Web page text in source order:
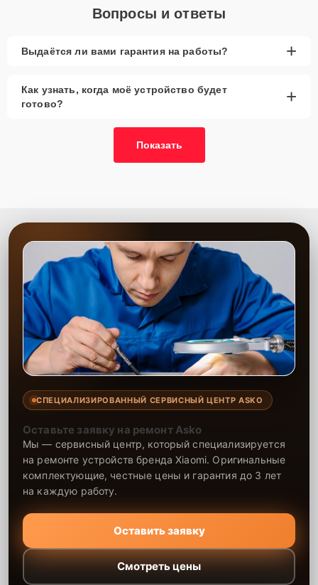
Вопросы и ответы
Выдаётся ли вами гарантия на работы? +
Как узнать, когда моё устройство будет
готово?
+
Показать
СПЕЦИАЛИЗИРОВАННЫЙ СЕРВИСНЫЙ ЦЕНТР ASKO
Оставьте заявку на ремонт Asko
Мы — сервисный центр, который специализируется
на ремонте устройств бренда Xiaomi. Оригинальные
комплектующие, честные цены и гарантия до 3 лет
на каждую работу.
Оставить заявку
Смотреть цены